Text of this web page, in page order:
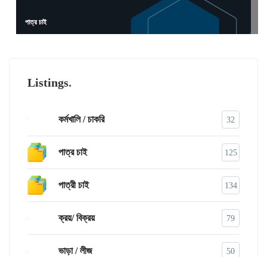
পাত্র চাই
Listings
কর্মখালি / চাকরি 32
পাত্র চাই 125
পাত্রী চাই 134
ক্রয়/ বিক্রয় 79
ভাড়া / লীজ 50